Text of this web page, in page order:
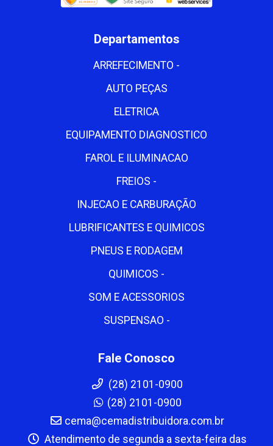
Departamentos
ARREFECIMENTO -
AUTO PEÇAS
ELETRICA
EQUIPAMENTO DIAGNOSTICO
FAROL E ILUMINACAO
FREIOS -
INJECAO E CARBURAÇÃO
LUBRIFICANTES E QUIMICOS
PNEUS E RODAGEM
QUIMICOS -
SOM E ACESSORIOS
SUSPENSAO -
Fale Conosco
(28) 2101-0900
(28) 2101-0900
cema@cemadistribuidora.com.br
Atendimento de segunda a sexta-feira das